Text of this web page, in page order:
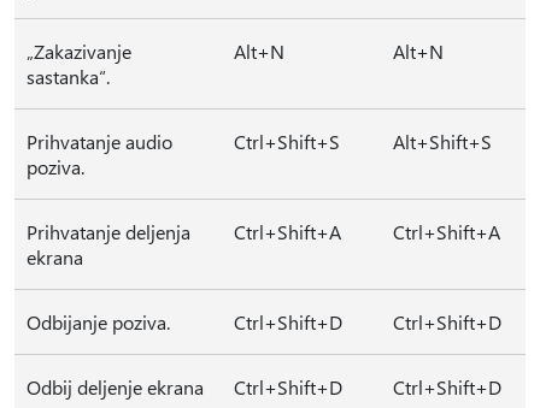
„Zakazivanje
sastanka“.
Alt+N Alt+N
Prihvatanje audio
poziva.
Ctrl+Shift+S Alt+Shift+S
Prihvatanje deljenja
ekrana
Ctrl+Shift+A Ctrl+Shift+A
Odbijanje poziva. Ctrl+Shift+D Ctrl+Shift+D
Odbij deljenje ekrana Ctrl+Shift+D Ctrl+Shift+D